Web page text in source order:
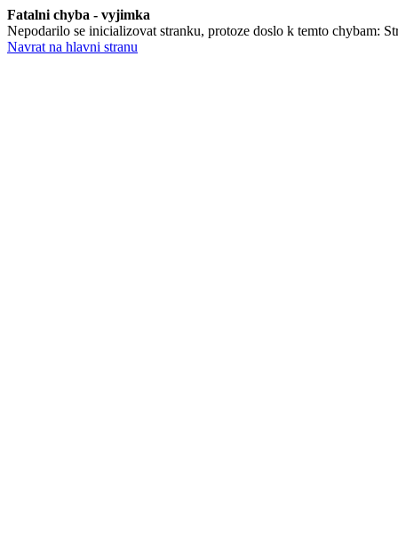
Fatalni chyba - vyjimka
Nepodarilo se inicializovat stranku, protoze doslo k temto chybam:
Navrat na hlavni stranu